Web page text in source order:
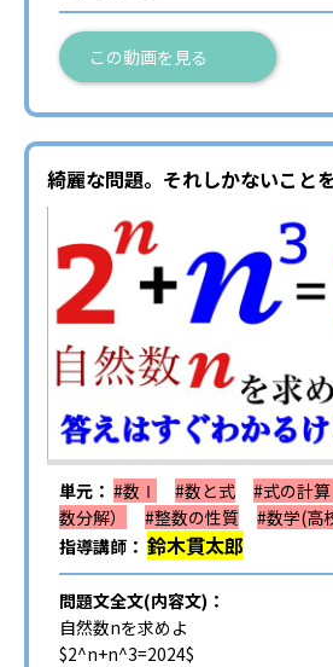
この動画を見る
綺麗な問題。それしかないこと
単元： #数Ⅰ #数と式
#式の計
数分解）
#整数の性質
#数学(高
指導講師： 鈴木貫太郎
問題文全文(内容文)：
自然数nを求めよ
$2^n+n^3=2024$